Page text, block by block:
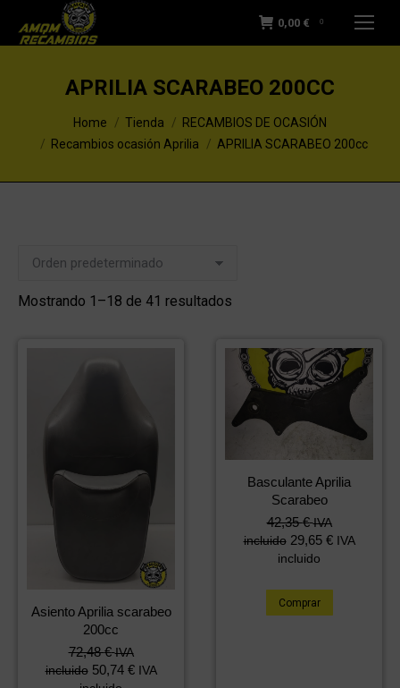
0,00 € 0
APRILIA SCARABEO 200CC
You are here:Home Tienda
RECAMBIOS DE OCASIÓN
Recambios ocasión Aprilia
APRILIA SCARABEO 200cc
Mostrando 1–18 de 41 resultados
Asiento Aprilia scarabeo
200cc
72,48€ IVA
incluido 50,74 € IVA
Basculante Aprilia
Scarabeo
42,35€ IVA
incluido 29,65 € IVA
incluido
Comprar